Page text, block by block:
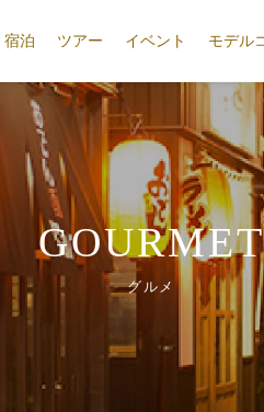
宿泊 ツアー イベント モデル
GOURMET
グルメ